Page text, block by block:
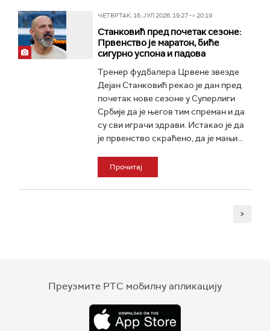
ЧЕТВРТАК, 16. ЈУЛ 2026, 19:27 -> 20:19
Станковић пред почетак сезоне:
Првенство је маратон, биће
сигурно успона и падова
Тренер фудбалера Црвене звезде
Дејан Станковић рекао је дан пред
почетак нове сезоне у Суперлиги
Србије да је његов тим спреман и да
су сви играчи здрави. Истакао је да
је првенство скраћено, да је мањи...
Прочитај
>
Преузмите РТС мобилну апликацију